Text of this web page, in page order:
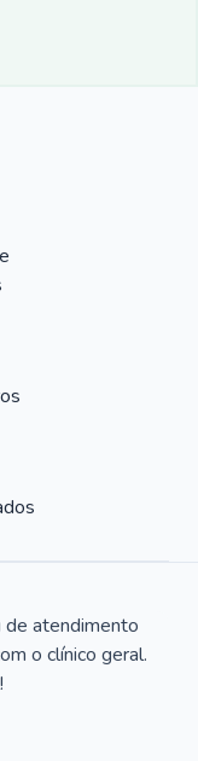
de atendimento
o clínico geral.